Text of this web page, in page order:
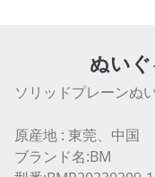
ぬい
ソリッドプレーンぬ
原産地 : 東莞、中国
ブランド名:BM